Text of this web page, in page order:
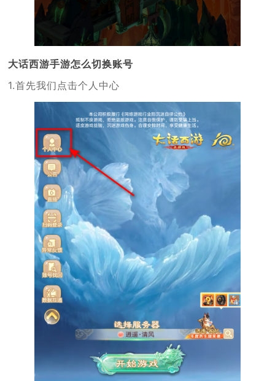
大话西游手游怎么切换账号
1.首先我们点击个人中心